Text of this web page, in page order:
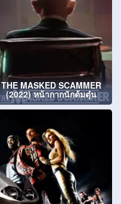
THE MASKED SCAMMER
(2022) หน้ากากนักต้มตุ๋น